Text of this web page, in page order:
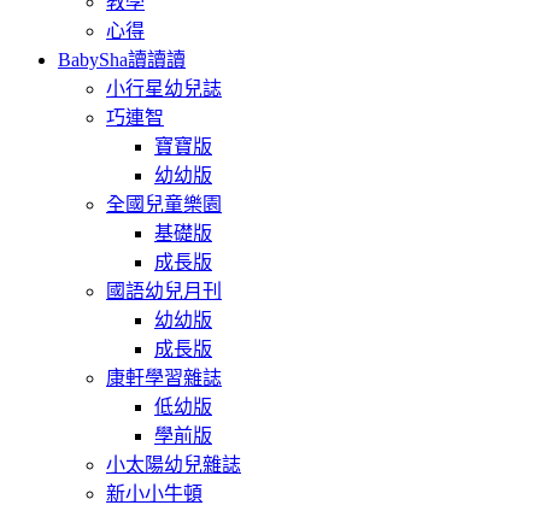
心得
BabySha讀讀讀
小行星幼兒誌
巧連智
寶寶版
幼幼版
全國兒童樂園
基礎版
成長版
國語幼兒月刊
幼幼版
成長版
康軒學習雜誌
低幼版
學前版
小太陽幼兒雜誌
新小小牛頓